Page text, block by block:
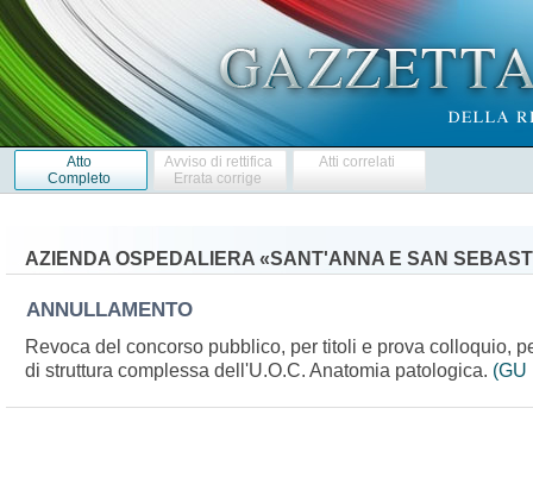
Atto
Completo
Avviso di rettifica
Errata corrige
Atti correlati
AZIENDA OSPEDALIERA «SANT'ANNA E SAN
ANNULLAMENTO
Revoca del concorso pubblico, per titoli e prova colloquio,
di struttura complessa dell'U.O.C. Anatomia patologica. (GU